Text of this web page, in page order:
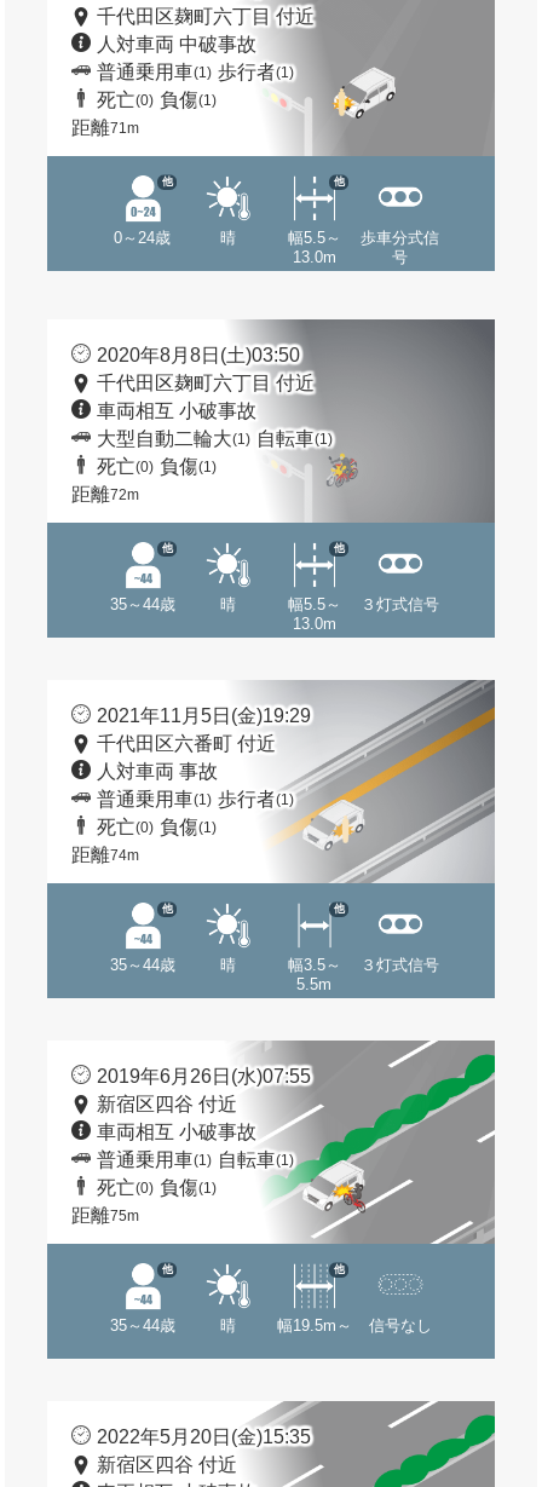
千代田区麹町六丁目 付近
人対車両 中破事故
普通乗用車(1) 歩行者(1)
死亡(0) 負傷(1)
距離71m
0～24歳
他
晴
幅5.5～
13.0m
他
歩車分式信
号
2020年8月8日(土)03:50
千代田区麹町六丁目 付近
車両相互 小破事故
大型自動二輪大(1) 自転車(1)
死亡(0) 負傷(1)
距離72m
35～44歳
他
晴
幅5.5～
13.0m
他
３灯式信号
2021年11月5日(金)19:29
千代田区六番町 付近
人対車両 事故
普通乗用車(1) 歩行者(1)
死亡(0) 負傷(1)
距離74m
35～44歳
他
晴
幅3.5～
5.5m
他
３灯式信号
2019年6月26日(水)07:55
新宿区四谷 付近
車両相互 小破事故
普通乗用車(1) 自転車(1)
死亡(0) 負傷(1)
距離75m
35～44歳
他
晴 幅19.5m～
他
信号なし
2022年5月20日(金)15:35
新宿区四谷 付近